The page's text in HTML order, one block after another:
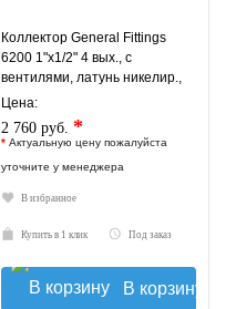
Коллектор General Fittings
6200 1"х1/2" 4 вых., c
вентилями, латунь никелир.,
синий регулятор
Цена:
2 760 руб. *
* Актуальную цену пожалуйста
уточните у менеджера
В избранное
Купить в 1 клик Под заказ
В корзину